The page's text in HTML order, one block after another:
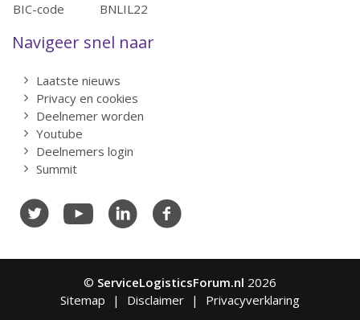
BIC-code
BNLIL22
Navigeer snel naar
Laatste nieuws
Privacy en cookies
Deelnemer worden
Youtube
Deelnemers login
Summit
© ServiceLogisticsForum.nl 2026
Sitemap
Disclaimer Privacyverklaring